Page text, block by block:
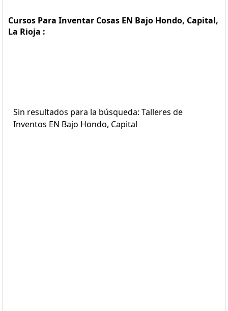
Cursos Para Inventar Cosas EN Bajo Hondo, Capital,
La Rioja :
Sin resultados para la búsqueda: Talleres de
Inventos EN Bajo Hondo, Capital